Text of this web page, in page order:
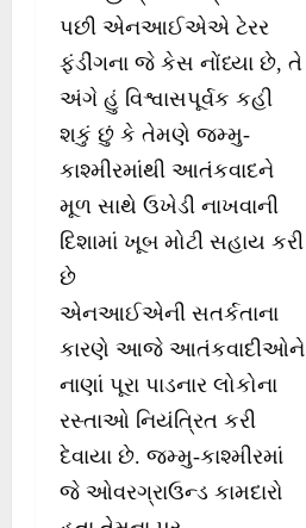
પછી એનઆઈએએ ટેરર
ફંડીંગના જે કેસ નોંધ્યા છે, તે
અંગે હું વિશ્વાસપૂર્વક કહી
શકું છું કે તેમણે જમ્મુ-
કાશ્મીરમાંથી આતંકવાદને
મૂળ સાથે ઉખેડી નાખવાની
દિશામાં ખૂબ મોટી સહાય કરી
છે
એનઆઈએની સતર્કતાના
કારણે આજે આતંકવાદીઓને
નાણાં પૂરા પાડનાર લોકોના
રસ્તાઓ નિયંત્રિત કરી
દેવાયા છે. જમ્મુ-કાશ્મીરમાં
જે ઓવરગ્રાઉન્ડ કામદારો